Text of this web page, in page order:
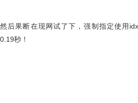
然后果断在现网试了下，强制指定使用
0.19秒！